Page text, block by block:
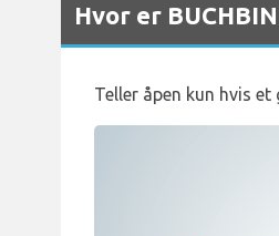
Hvor er
Teller åpen kun hvis